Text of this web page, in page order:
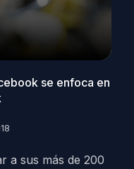
se enfoca en
a sus más de 200